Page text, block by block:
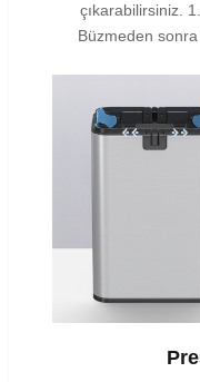
çıkarabilirsiniz.
Büzmeden sonra